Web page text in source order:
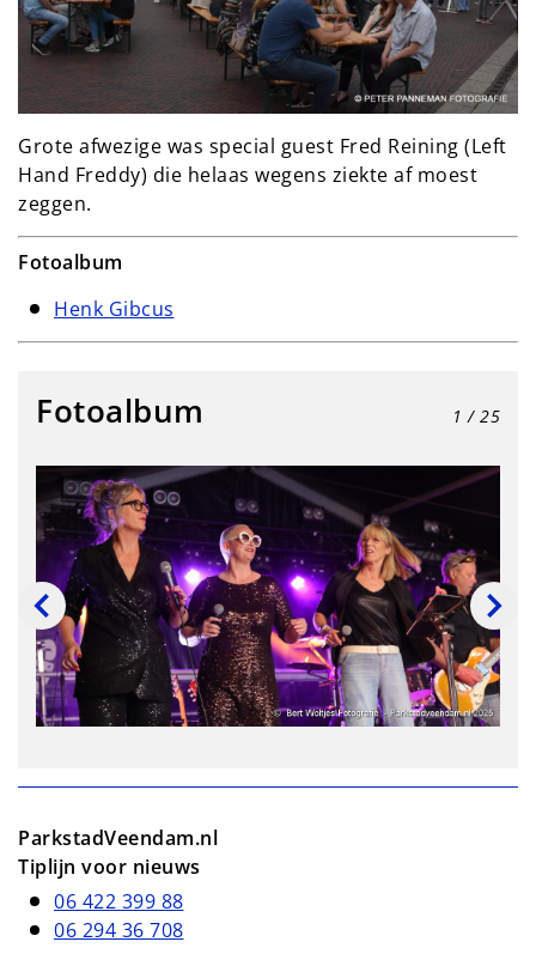
Grote afwezige was special guest Fred Reining (Left
Hand Freddy) die helaas wegens ziekte af moest
zeggen.
Fotoalbum
Henk Gibcus
Fotoalbum 1 / 25
ParkstadVeendam.nl
Tiplijn voor nieuws
06 422 399 88
06 294 36 708